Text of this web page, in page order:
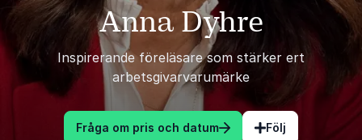
Anna Dyhre
Inspirerande föreläsare som stärker ert
arbetsgivarvarumärke
Fråga om pris och datum Följ